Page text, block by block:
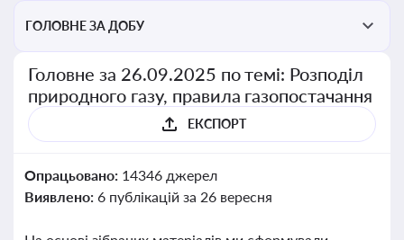
ГОЛОВНЕ ЗА ДОБУ
Головне за 26.09.2025 по темі: Розподіл
природного газу, правила газопостачання
ЕКСПОРТ
Опрацьовано: 14346 джерел
Виявлено: 6 публікацій за 26 вересня